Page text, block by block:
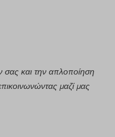
σας και την απλοποίηση
μαζί μας